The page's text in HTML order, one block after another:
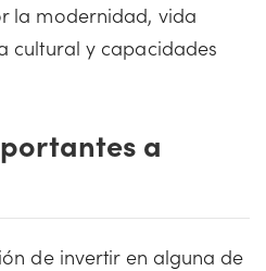
la modernidad, vida
cultural y capacidades
a
de invertir en alguna de